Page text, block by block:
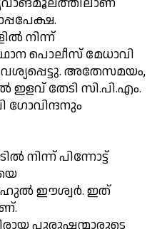
നിന്ന്
പൊലീസ് മേധാവി
അതേസമയം,
തേടി സി.പി.എം.
ഗോവിന്ദനും
നിന്ന് പിന്നോട്ട്
ഈശ്വര്‍. ഇത്
പുരുഷന്മാരുടെ